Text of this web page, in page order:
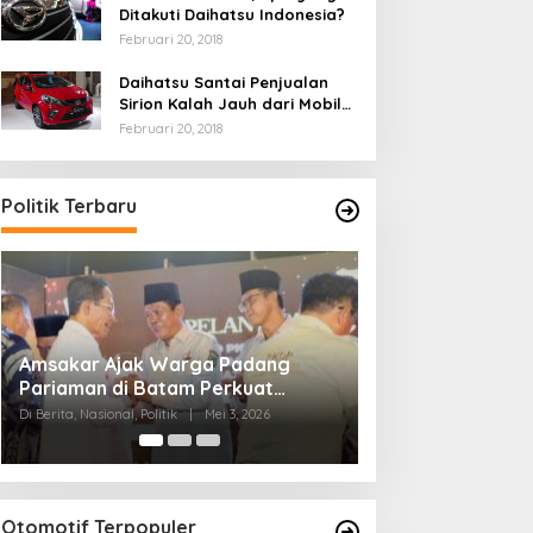
Ditakuti Daihatsu Indonesia?
Februari 20, 2018
Daihatsu Santai Penjualan
Sirion Kalah Jauh dari Mobil
LCGC
Februari 20, 2018
Politik Terbaru
Ini Dia Hubungan Partai Garuda
dengan Gerindra
Di Berita, Politik | Februari 19, 2018
Otomotif Terpopuler